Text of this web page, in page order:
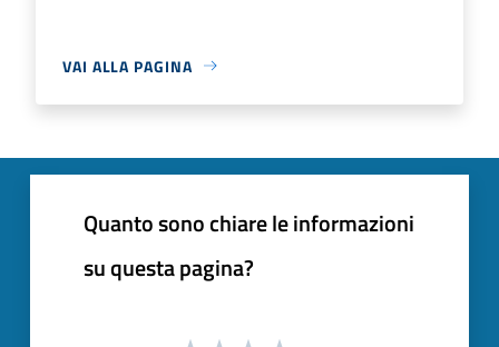
VAI ALLA PAGINA
Quanto sono chiare le informazioni
su questa pagina?